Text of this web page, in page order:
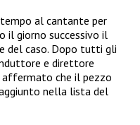
al cantante per
il giorno successivo il
del caso. Dopo tutti gli
e direttore
affermato che il pezzo
nella lista del